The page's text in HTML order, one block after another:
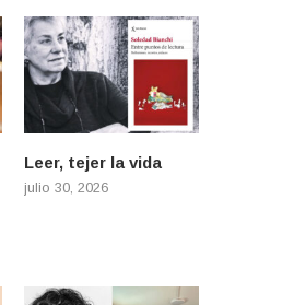
Leer, tejer la vida
julio 30, 2026